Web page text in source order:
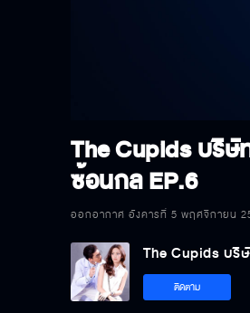
The Cupids บริ
ซ้อนกลEP.6
ออกอากาศ อังคารที่ 5 พฤศจิกายน
The Cupids บ
ติดตาม